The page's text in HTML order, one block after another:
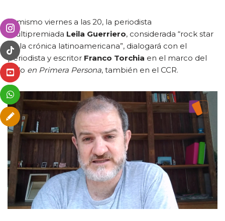
El mismo viernes a las 20, la periodista
multipremiada Leila Guerriero, considerada “rock star
de la crónica latinoamericana”, dialogará con el
periodista y escritor Franco Torchia en el marco del
ciclo en Primera Persona, también en el CCR.